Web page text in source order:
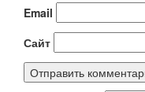
Email
Сайт